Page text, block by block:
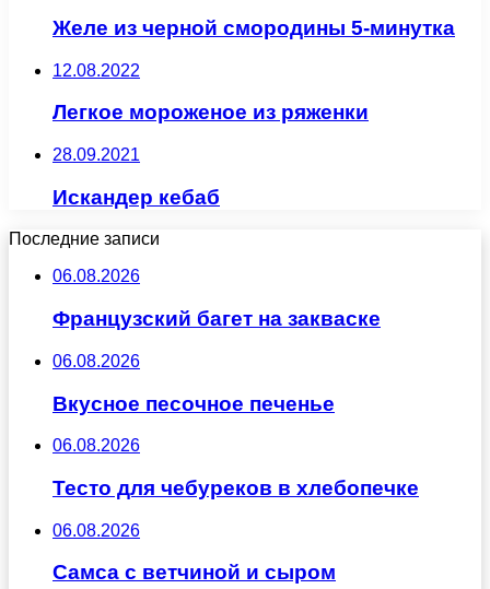
Желе из черной смородины 5-минутка
12.08.2022
Легкое мороженое из ряженки
28.09.2021
Искандер кебаб
Последние записи
06.08.2026
Французский багет на закваске
06.08.2026
Вкусное песочное печенье
06.08.2026
Тесто для чебуреков в хлебопечке
06.08.2026
Самса с ветчиной и сыром